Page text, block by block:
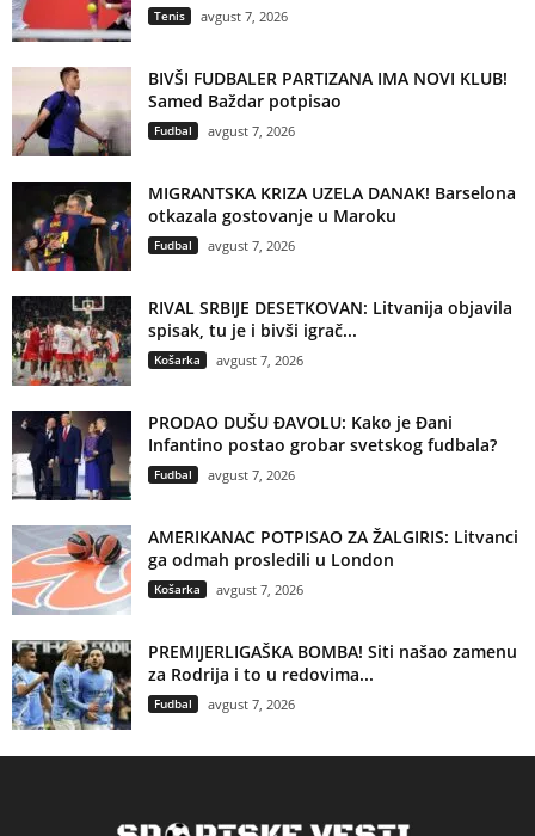
Tenis avgust 7, 2026
BIVŠI FUDBALER PARTIZANA IMA NOVI KLUB!
Samed Baždar potpisao
Fudbal avgust 7, 2026
MIGRANTSKA KRIZA UZELA DANAK! Barselona
otkazala gostovanje u Maroku
Fudbal avgust 7, 2026
RIVAL SRBIJE DESETKOVAN: Litvanija objavila
spisak, tu je i bivši igrač...
Košarka avgust 7, 2026
PRODAO DUŠU ĐAVOLU: Kako je Đani
Infantino postao grobar svetskog fudbala?
Fudbal avgust 7, 2026
AMERIKANAC POTPISAO ZA ŽALGIRIS: Litvanci
ga odmah prosledili u London
Košarka avgust 7, 2026
PREMIJERLIGAŠKA BOMBA! Siti našao zamenu
za Rodrija i to u redovima...
Fudbal avgust 7, 2026